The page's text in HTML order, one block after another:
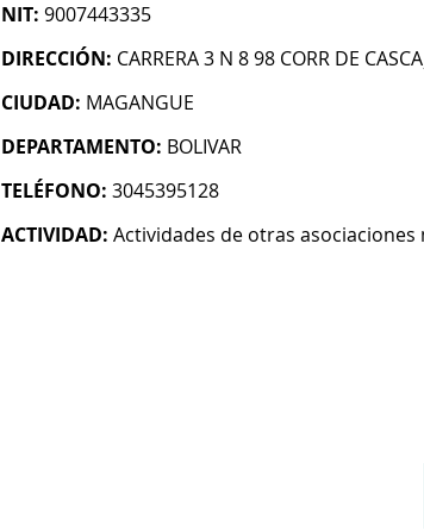
NIT: 9007443335
DIRECCIÓN: CARRERA 3 N 8 98 CORR DE
CIUDAD: MAGANGUE
DEPARTAMENTO: BOLIVAR
TELÉFONO: 3045395128
ACTIVIDAD: Actividades de otras asociaciones